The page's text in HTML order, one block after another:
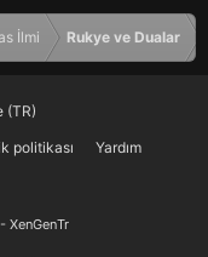
İlmi Rukye ve Dualar
(TR)
politikası
Yardım
- XenGenTr